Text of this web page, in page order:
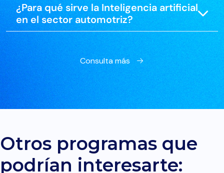
¿Para qué sirve la Inteligencia artificial
en el sector automotriz?
Consulta más
Otros programas que
podrían interesarte: